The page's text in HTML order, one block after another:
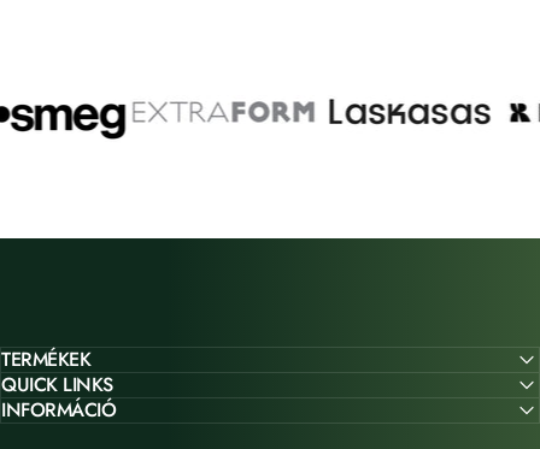
TERMÉKEK
QUICK LINKS
INFORMÁCIÓ